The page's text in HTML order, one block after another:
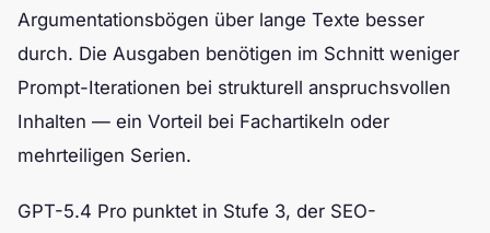
Argumentationsbögen über lange Texte besser
durch. Die Ausgaben benötigen im Schnitt weniger
Prompt-Iterationen bei strukturell anspruchsvollen
Inhalten — ein Vorteil bei Fachartikeln oder
mehrteiligen Serien.
GPT-5.4 Pro punktet in Stufe 3, der SEO-